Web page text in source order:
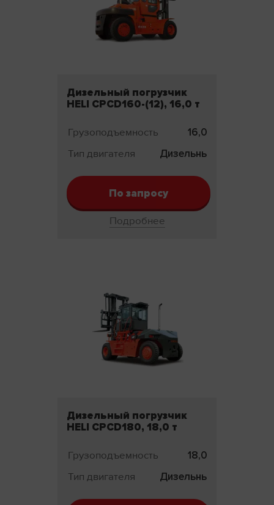
Дизельный погрузчик
HELI CPCD160-(12), 16,0 т
Грузоподъемность
16,0 т
Тип двигателя
Дизельный
По запросу
Подробнее
Дизельный погрузчик
HELI CPCD180, 18,0 т
Грузоподъемность
18,0 т
Тип двигателя
Дизельный